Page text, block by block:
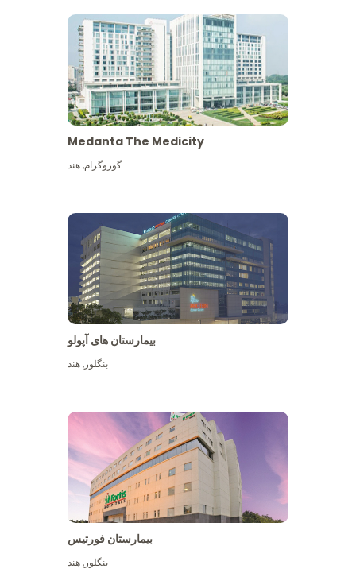
Medanta The Medicity
گوروگرام,هند
بیمارستان های آپولو
بنگلور,هند
بیمارستان فورتیس
بنگلور,هند